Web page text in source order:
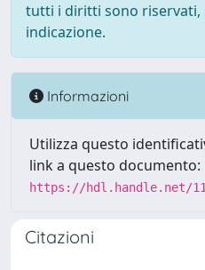
tutti i diritti sono riservati,
indicazione.
Informazioni
Utilizza questo
link a questo documento:
https://hdl.handle.net/
Citazioni